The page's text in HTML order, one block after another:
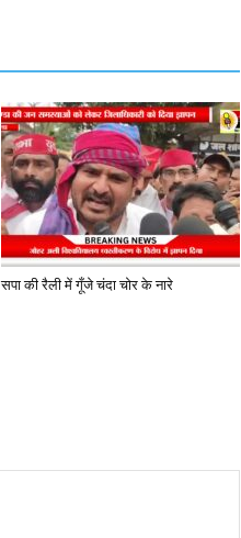
सपा की रैली में गूँजे चंदा चोर के नारे